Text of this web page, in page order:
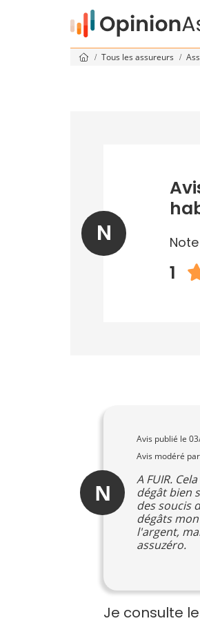
Tous les assureurs
N
1
N
Avis publié le
Avis modéré
A FUIR.
dégât bien
des soucis
dégâts
l'argent,
assuzéro.
Je consulte